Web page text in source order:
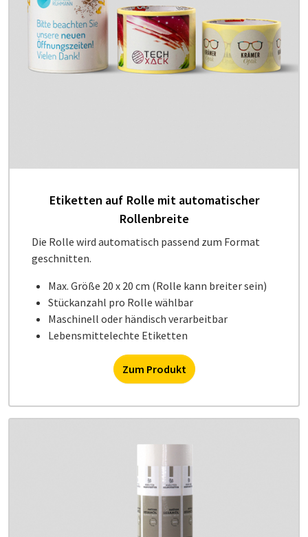
Etiketten auf Rolle mit automatischer
Rollenbreite
Die Rolle wird automatisch passend zum Format
geschnitten.
Max. Größe 20 x 20 cm (Rolle kann breiter sein)
Stückanzahl pro Rolle wählbar
Maschinell oder händisch verarbeitbar
Lebensmittelechte Etiketten
Zum Produkt